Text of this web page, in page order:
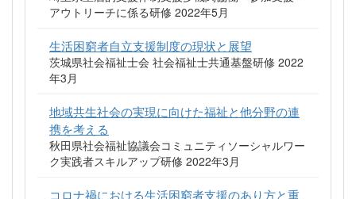
アウトリーチに係る研修 2022年5月
生活困窮者自立支援制度の現状と展望
茨城県社会福祉士会 社会福祉士共通基盤研修 2022
年3月
地域共生社会の実現に向けた福祉と他分野の連
携を考える
秋田県社会福祉協議会コミュニティソーシャルワー
ク実践者スキルアップ研修 2022年3月
コロナ禍における生活困窮者支援のあり方と重